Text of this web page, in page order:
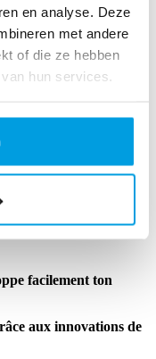
en analyse. Deze
met andere
of die ze hebben
hun services.
les catégories de
de jouets souhaitant
facilement ton
aux innovations de